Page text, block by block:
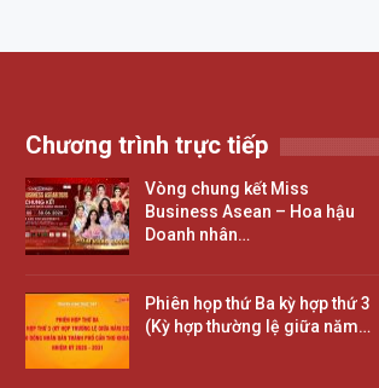
Chương trình trực tiếp
Vòng chung kết Miss
Business Asean – Hoa hậu
Doanh nhân…
Phiên họp thứ Ba kỳ hợp thứ 3
(Kỳ hợp thường lệ giữa năm…